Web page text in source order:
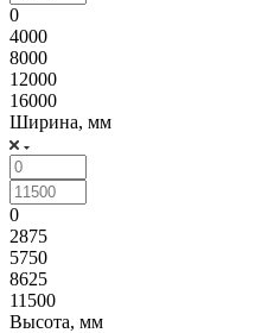
0
4000
8000
12000
16000
Ширина, мм
0
2875
5750
8625
11500
Высота, мм